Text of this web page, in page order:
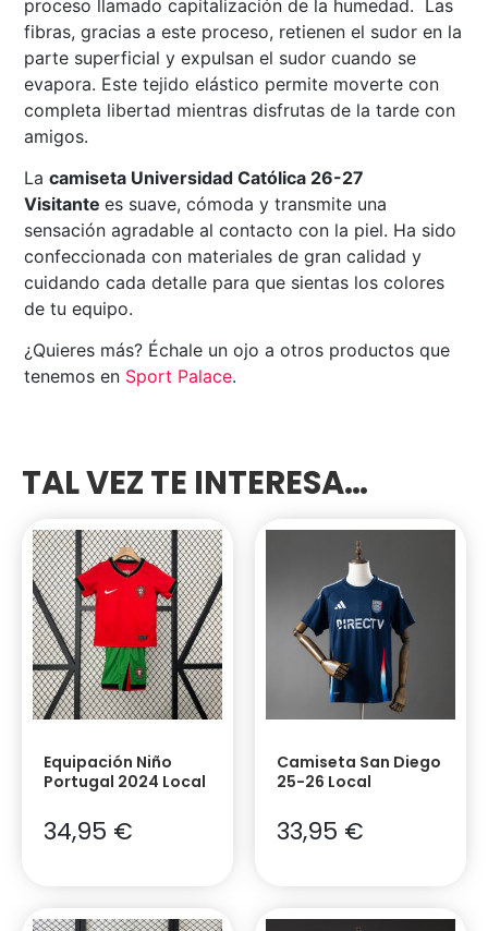
proceso llamado capitalización de la humedad. Las
fibras, gracias a este proceso, retienen el sudor en la
parte superficial y expulsan el sudor cuando se
evapora. Este tejido elástico permite moverte con
completa libertad mientras disfrutas de la tarde con
amigos.
Lacamiseta Universidad Católica 26-27
Visitante es suave, cómoda y transmite una
sensación agradable al contacto con la piel. Ha sido
confeccionada con materiales de gran calidad y
cuidando cada detalle para que sientas los colores
de tu equipo.
¿Quieres más? Échale un ojo a otros productos que
tenemos en Sport Palace.
TAL VEZ TE INTERESA…
Equipación Niño
Portugal 2024 Local
34,95 €
Camiseta San Diego
25-26 Local
33,95 €